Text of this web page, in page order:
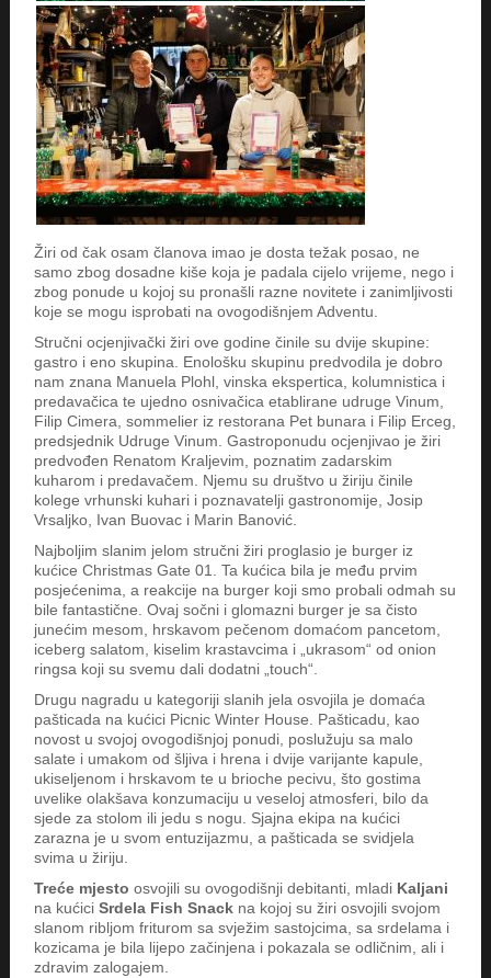
Žiri od čak osam članova imao je dosta težak posao, ne
samo zbog dosadne kiše koja je padala cijelo vrijeme, nego i
zbog ponude u kojoj su pronašli razne novitete i zanimljivosti
koje se mogu isprobati na ovogodišnjem Adventu.
Stručni ocjenjivački žiri ove godine činile su dvije skupine:
gastro i eno skupina. Enološku skupinu predvodila je dobro
nam znana Manuela Plohl, vinska ekspertica, kolumnistica i
predavačica te ujedno osnivačica etablirane udruge Vinum,
Filip Cimera, sommelier iz restorana Pet bunara i Filip Erceg,
predsjednik Udruge Vinum. Gastroponudu ocjenjivao je žiri
predvođen Renatom Kraljevim, poznatim zadarskim
kuharom i predavačem. Njemu su društvo u žiriju činile
kolege vrhunski kuhari i poznavatelji gastronomije, Josip
Vrsaljko, Ivan Buovac i Marin Banović.
Najboljim slanim jelom stručni žiri proglasio je burger iz
kućice Christmas Gate 01. Ta kućica bila je među prvim
posjećenima, a reakcije na burger koji smo probali odmah su
bile fantastične. Ovaj sočni i glomazni burger je sa čisto
junećim mesom, hrskavom pečenom domaćom pancetom,
iceberg salatom, kiselim krastavcima i „ukrasom“ od onion
ringsa koji su svemu dali dodatni „touch“.
Drugu nagradu u kategoriji slanih jela osvojila je domaća
pašticada na kućici Picnic Winter House. Pašticadu, kao
novost u svojoj ovogodišnjoj ponudi, poslužuju sa malo
salate i umakom od šljiva i hrena i dvije varijante kapule,
ukiseljenom i hrskavom te u brioche pecivu, što gostima
uvelike olakšava konzumaciju u veseloj atmosferi, bilo da
sjede za stolom ili jedu s nogu. Sjajna ekipa na kućici
zarazna je u svom entuzijazmu, a pašticada se svidjela
svima u žiriju.
Treće mjesto osvojili su ovogodišnji debitanti, mladi Kaljani
na kućici Srdela Fish Snackna kojoj su žiri osvojili svojom
slanom ribljom friturom sa svježim sastojcima, sa srdelama i
kozicama je bila lijepo začinjena i pokazala se odličnim, ali i
zdravim zalogajem.